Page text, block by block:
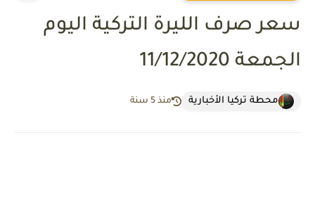
سعر صرف الليرة التركية اليوم
الجمعة 11/12/2020
محطة تركيا الأخبارية منذ 5 سنة